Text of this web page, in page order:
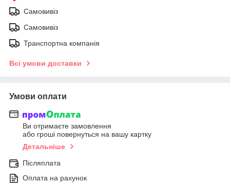
Самовивіз
Самовивіз
Транспортна компанія
Всі умови доставки
Умови оплати
Ви отримаєте замовлення
або гроші повернуться на вашу картку
Детальніше
Післяплата
Оплата на рахунок